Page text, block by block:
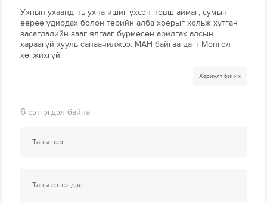
Ухнын ухаанд нь ухна ишиг үхсэн новш аймаг, сумын
өөрөө удирдах болон төрийн алба хоёрыг хольж хутган
засаглалийн зааг ялгааг бүрмөсөн арилгах алсын
хараагүй хууль санаачилжээ. МАН байгаа цагт Монгол
хөгжихгүй.
Хариулт бичих
6 сэтгэгдэл байна